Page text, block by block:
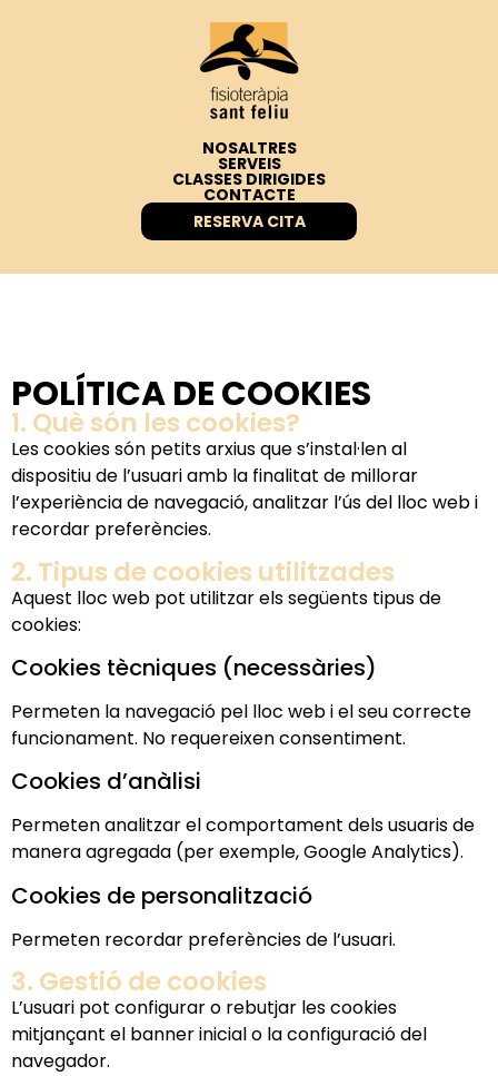
NOSALTRES
SERVEIS
CLASSES DIRIGIDES
CONTACTE
RESERVA CITA
POLÍTICA DE COOKIES
1. Què són les cookies?
Les cookies són petits arxius que s’instal·len al
dispositiu de l’usuari amb la finalitat de millorar
l’experiència de navegació, analitzar l’ús del lloc web i
recordar preferències.
2. Tipus de cookies utilitzades
Aquest lloc web pot utilitzar els següents tipus de
cookies:
Cookies tècniques (necessàries)
Permeten la navegació pel lloc web i el seu correcte
funcionament. No requereixen consentiment.
Cookies d’anàlisi
Permeten analitzar el comportament dels usuaris de
manera agregada (per exemple, Google Analytics).
Cookies de personalització
Permeten recordar preferències de l’usuari.
3. Gestió de cookies
L’usuari pot configurar o rebutjar les cookies
mitjançant el banner inicial o la configuració del
navegador.